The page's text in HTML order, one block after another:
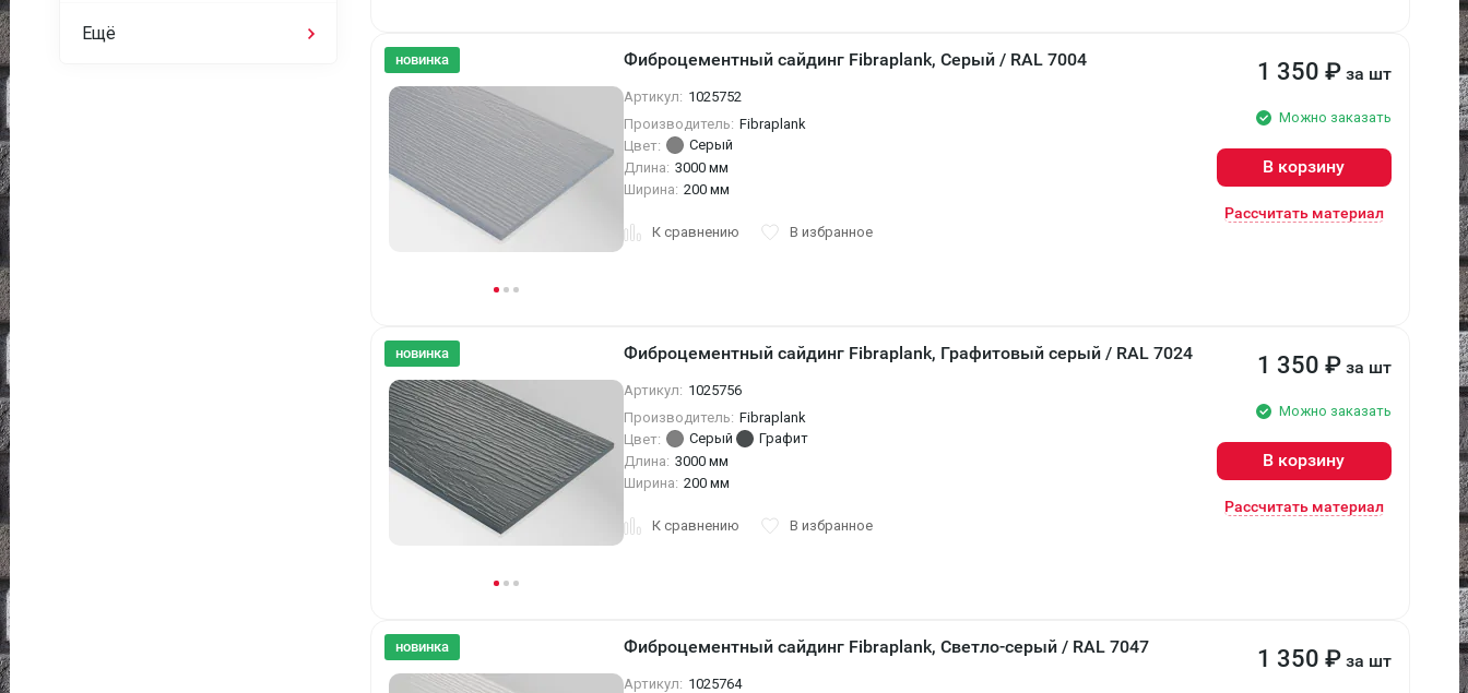
новинка Фиброцементный сайдинг Fibraplank, Серый / RAL 7004
Артикул: 1025752
Производитель: Fibraplank
Цвет:
Серый
Длина: 3000 мм
Ширина: 200 мм
К сравнению В избранное
1 350 ₽ за шт
Можно заказать
В корзину
Рассчитать материал
новинка Фиброцементный сайдинг Fibraplank, Графитовый серый / RAL 7024
Артикул: 1025756
Производитель: Fibraplank
Цвет:
Серый
Графит
Длина: 3000 мм
Ширина: 200 мм
К сравнению В избранное
1 350 ₽ за шт
Можно заказать
В корзину
Рассчитать материал
новинка Фиброцементный сайдинг Fibraplank, Светло-серый / RAL 7047
Артикул: 1025764
1 350 ₽ за шт
Ещё